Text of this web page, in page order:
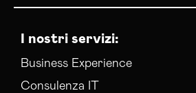
I nostri servizi:
Business Experience
Consulenza IT